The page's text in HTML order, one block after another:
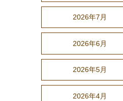
2026年7月
2026年6月
2026年5月
2026年4月